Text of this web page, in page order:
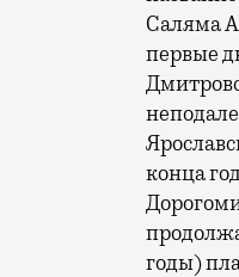
Саляма
первые
конца
годы)